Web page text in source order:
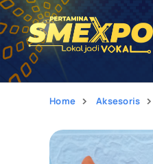
Home Aksesoris